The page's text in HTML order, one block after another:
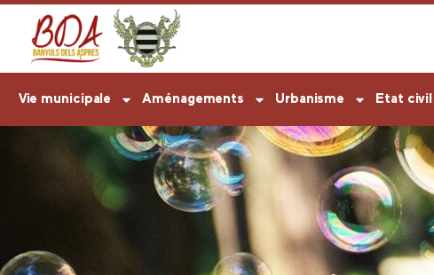
Vie municipale Aménagements Urbanisme Etat civil